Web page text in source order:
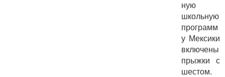
ную
школьную
программ
у Мексики
включены
прыжки с
шестом.